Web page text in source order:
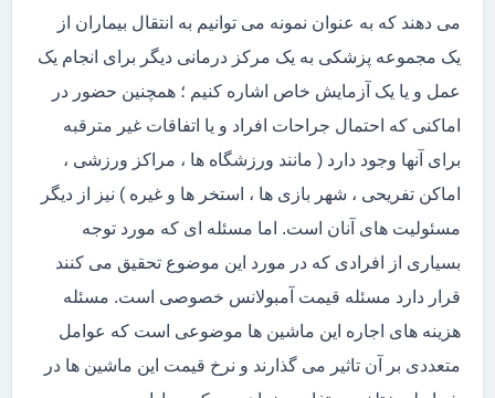
می دهند که به عنوان نمونه می توانیم به انتقال بیماران از
یک مجموعه پزشکی به یک مرکز درمانی دیگر برای انجام یک
عمل و یا یک آزمایش خاص اشاره کنیم ؛ همچنین حضور در
اماکنی که احتمال جراحات افراد و یا اتفاقات غیر مترقبه
برای آنها وجود دارد ( مانند ورزشگاه ها ، مراکز ورزشی ،
اماکن تفریحی ، شهر بازی ها ، استخر ها و غیره ) نیز از دیگر
مسئولیت های آنان است. اما مسئله ای که مورد توجه
بسیاری از افرادی که در مورد این موضوع تحقیق می کنند
قرار دارد مسئله قیمت آمبولانس خصوصی است. مسئله
هزینه های اجاره این ماشین ها موضوعی است که عوامل
متعددی بر آن تاثیر می گذارند و نرخ قیمت این ماشین ها در